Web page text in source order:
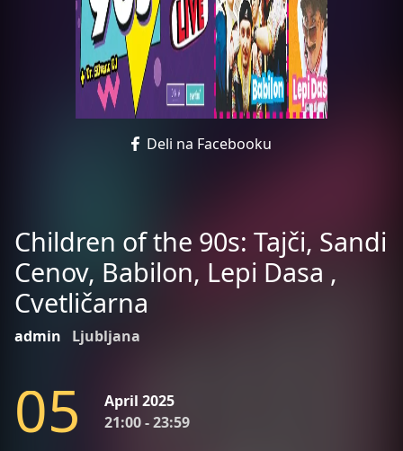
Deli na Facebooku
Children of the 90s: Tajči, Sandi
Cenov, Babilon, Lepi Dasa ,
Cvetličarna
admin Ljubljana
05
April 2025
21:00 - 23:59